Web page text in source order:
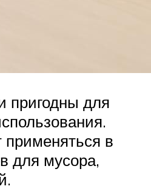
пригодны для
применяться в
для мусора,